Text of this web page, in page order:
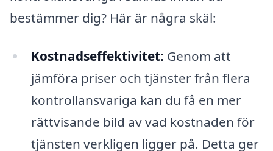
bestämmer dig? Här är några skäl:
Kostnadseffektivitet: Genom att
jämföra priser och tjänster från flera
kontrollansvariga kan du få en mer
rättvisande bild av vad kostnaden för
tjänsten verkligen ligger på. Detta ger